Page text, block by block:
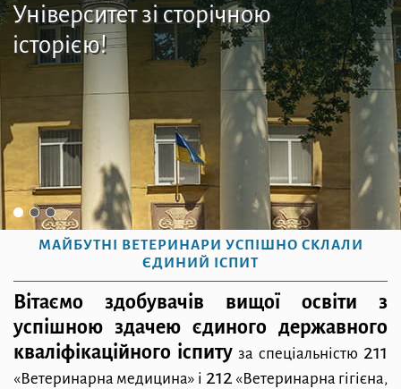
Університет зі сторічною
історією!
МАЙБУТНІ ВЕТЕРИНАРИ УСПІШНО СКЛАЛИ
ЄДИНИЙ ІСПИТ
Вітаємо здобувачів вищої освіти з
успішною здачею єдиного державного
кваліфікаційного іспиту за спеціальністю 211
«Ветеринарна медицина» і 212 «Ветеринарна гігієна,